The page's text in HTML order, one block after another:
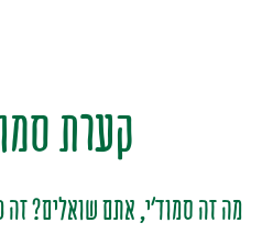
קערת
מה זה סמוד'י, אתם שואלים?